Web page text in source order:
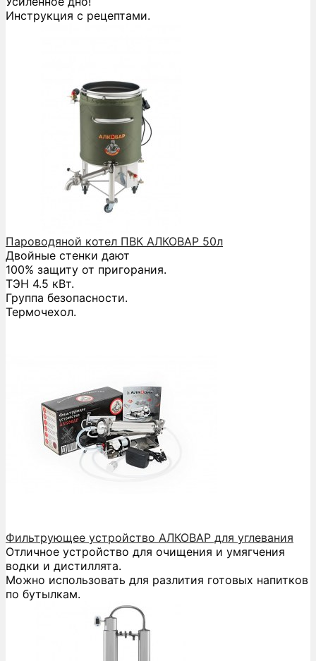
Инструкция с рецептами.
Пароводяной котел ПВК АЛКОВАР 50л
Двойные стенки дают
100% защиту от пригорания.
ТЭН 4.5 кВт.
Группа безопасности.
Термочехол.
Фильтрующее устройство АЛКОВАР для углевания
Отличное устройство для очищения и умягчения
водки и дистиллята.
Можно использовать для разлития готовых напитков
по бутылкам.